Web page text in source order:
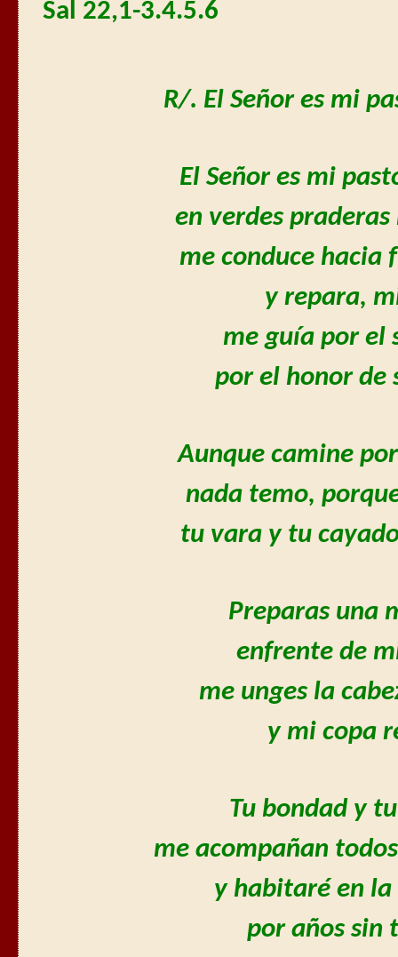
Sal 22,1-3.4.5.6
R/. El Señor es mi
El Señor es mi
en verdes
me conduce hacia
y repara,
me guía por el
por el honor de
Aunque camine
nada temo,
tu vara y tu
Preparas una
enfrente de
me unges la
y mi copa
Tu bondad y
me acompañan
y habitaré en la
por años sin